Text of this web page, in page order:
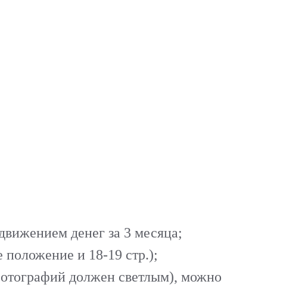
денег за 3 месяца;
положение и 18-19 стр.);
должен светлым), можно